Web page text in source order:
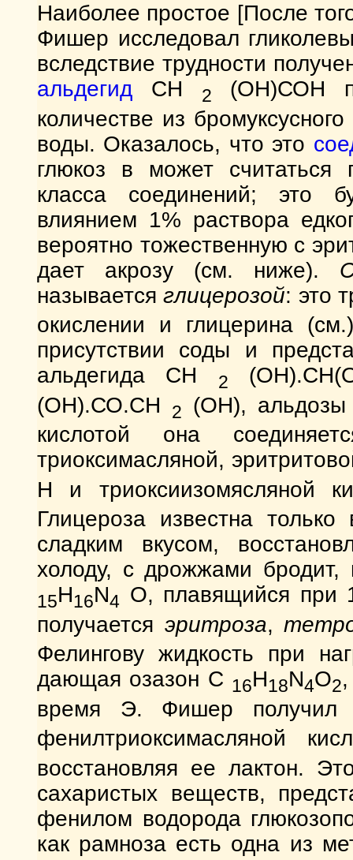
Наиболее простое [После
Фишер исследовал
вследствие трудности
альдегид СН 2
(ОН)СОН
количестве из
воды. Оказалось, что это
глюкоз в может считаться
класса соединений; это
влиянием 1% раствора
вероятно тожественную с
дает акрозу (см. ниже).
называетсяглицерозой: это
окислении и глицерина
присутствии соды и
альдегида СН
2
(ОН).СО.СН
2
(ОН), альдозы
кислотой она
триоксимасляной,
H и триоксиизомясляной
Глицероза известна
сладким вкусом,
холоду, с дрожжами
15H16N4 O, плавящийся при
получается эритроза,
Фелингову жидкость при
дающая озазон C 16H18N4O2
время Э. Фишер получил
фенилтриоксимасляной
восстановляя ее лактон.
сахаристых веществ,
фенилом водорода
как рамноза есть одна из